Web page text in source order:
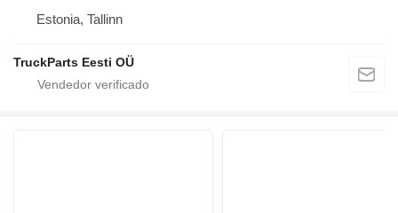
Estonia, Tallinn
TruckParts Eesti OÜ